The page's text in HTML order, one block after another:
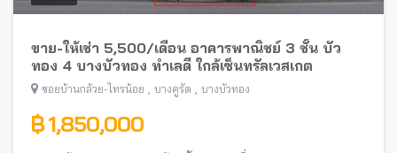
ขาย-ให้เช่า 5,500/เดือน อาคารพาณิชย์ 3 ชั้น บัว
ทอง 4 บางบัวทอง ทำเลดี ใกล้เซ็นทรัลเวสเกต
ซอยบ้านกล้วย-ไทรน้อย บางคูรัด บางบัวทอง
฿ 1,850,000